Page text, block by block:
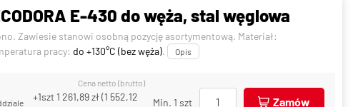
E-430 do węża, stal węglowa
Zawiesie stanowi osobną pozycję asortymentową. Materiał:
pracy: do +130°C (bez węża). Opis
Cena netto (brutto)
+1szt 1 261,89 zł(1 552,12
Min. 1 szt Zamów